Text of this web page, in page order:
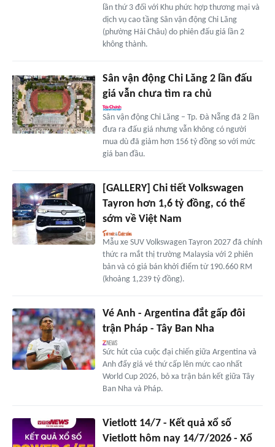
lần thứ 3 đối với Khu phức hợp thương mại và
dịch vụ cao tầng Sân vận động Chi Lăng
(phường Hải Châu) do phiên đấu giá lần 2
không thành.
Sân vận động Chi Lăng 2 lần đấu
giá vẫn chưa tìm ra chủ
Sân vận động Chi Lăng – Tp. Đà Nẵng đã 2 lần
đưa ra đấu giá nhưng vẫn không có người
mua dù đã giảm hơn 156 tỷ đồng so với mức
giá ban đầu.
[GALLERY] Chi tiết Volkswagen
Tayron hơn 1,6 tỷ đồng, có thể
sớm về Việt Nam
Mẫu xe SUV Volkswagen Tayron 2027 đã chính
thức ra mắt thị trường Malaysia với 2 phiên
bản và có giá bán khởi điểm từ 190.660 RM
(khoảng 1,239 tỷ đồng).
Vé Anh - Argentina đắt gấp đôi
trận Pháp - Tây Ban Nha
Sức hút của cuộc đại chiến giữa Argentina và
Anh đẩy giá vé thứ cấp lên mức cao nhất
World Cup 2026, bỏ xa trận bán kết giữa Tây
Ban Nha và Pháp.
Vietlott 14/7 - Kết quả xổ số
Vietlott hôm nay 14/7/2026 - Xổ